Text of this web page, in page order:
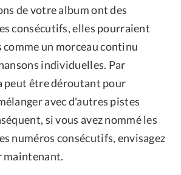
de votre album ont des
consécutifs, elles pourraient
un morceau continu
individuelles. Par
peut être déroutant pour
avec d'autres pistes
si vous avez nommé les
numéros consécutifs, envisagez
maintenant.